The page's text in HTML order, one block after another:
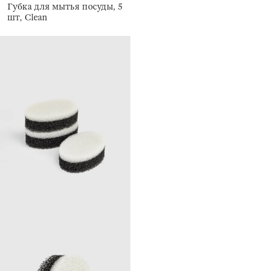
Губка для мытья посуды, 5
шт, Clean